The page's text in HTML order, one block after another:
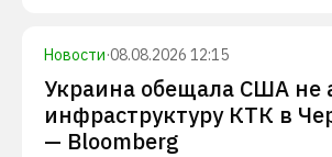
Новости·08.08.2026 12:15
Украина обещала США не
инфраструктуру КТК в
— Bloomberg